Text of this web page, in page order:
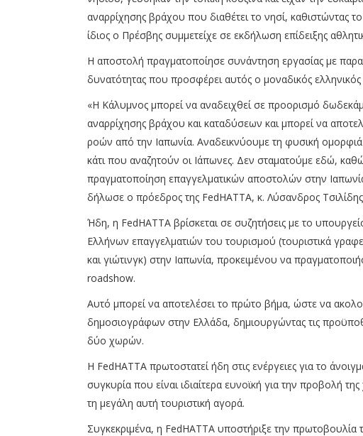
αναρρίχησης βράχου που διαθέτει το νησί, καθιστώντας
ίδιος ο Πρέσβης συμμετείχε σε εκδήλωση επίδειξης
Η αποστολή πραγματοποίησε συνάντηση εργασίας με
δυνατότητας που προσφέρει αυτός ο μοναδικός
«Η Κάλυμνος μπορεί να αναδειχθεί σε προορισμό
αναρρίχησης βράχου και καταδύσεων και μπορεί να
ροών από την Ιαπωνία. Αναδεικνύουμε τη φυσική
κάτι που αναζητούν οι Ιάπωνες. Δεν σταματούμε εδώ,
πραγματοποίηση επαγγελματικών αποστολών στην
δήλωσε ο πρόεδρος της FedHATTA, κ. Λύσανδρος
Ήδη, η FedHATTA βρίσκεται σε συζητήσεις με το
Ελλήνων επαγγελματιών του τουρισμού (τουριστικά
και γιώτινγκ) στην Ιαπωνία, προκειμένου να
roadshow.
Αυτό μπορεί να αποτελέσει το πρώτο βήμα, ώστε να
δημοσιογράφων στην Ελλάδα, δημιουργώντας τις
δύο χωρών.
Η FedHATTA πρωτοστατεί ήδη στις ενέργειες για το
συγκυρία που είναι ιδιαίτερα ευνοϊκή για την προβολή
τη μεγάλη αυτή τουριστική αγορά.
Συγκεκριμένα, η FedHATTA υποστήριξε την